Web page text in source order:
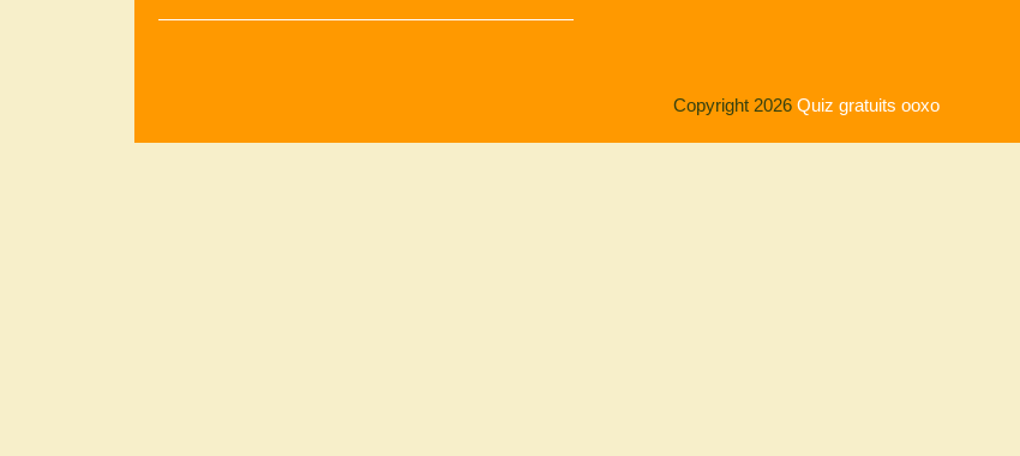
Copyright 2026 Quiz gratuits ooxo